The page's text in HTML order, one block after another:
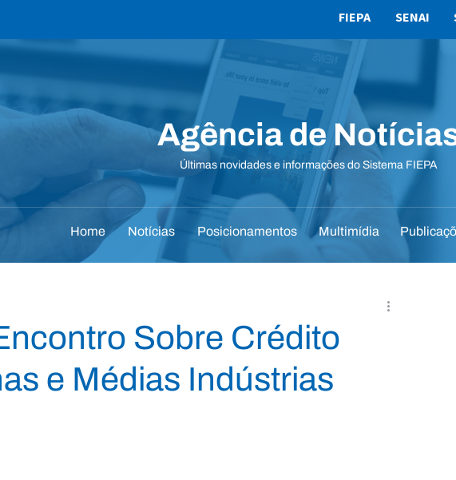
FIEPA SENAI
Agência de
Últimas novidades e informações do Sistema FIEPA
Home Notícias Posicionamentos Multimídia
Sobre Crédito
e Médias Indústrias